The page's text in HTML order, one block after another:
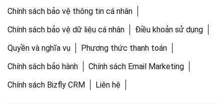
Chính sách bảo vệ thông tin cá nhân
Chính sách bảo vệ dữ liệu cá nhân
Điều khoản sử dụng
Quyền và nghĩa vụ
Phương thức thanh toán
Chính sách bảo hành
Chính sách Email Marketing
Chính sách Bizfly CRM
Liên hệ